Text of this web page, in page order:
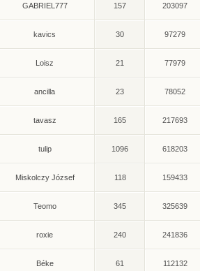
GABRIEL777 157 203097
kavics 30 97279
Loisz 21 77979
ancilla 23 78052
tavasz 165 217693
tulip 1096 618203
Miskolczy József 118 159433
Teomo 345 325639
roxie 240 241836
Béke 61 112132